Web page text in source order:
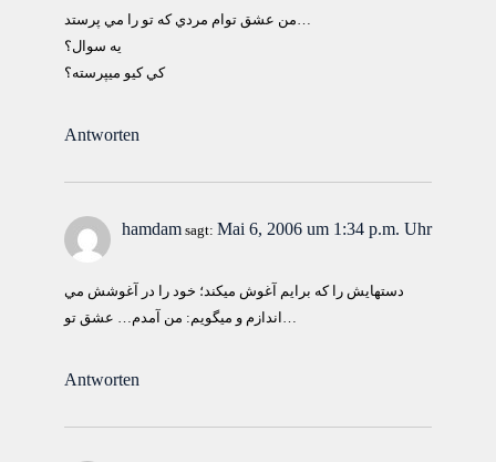
يه سوال؟
كي كيو ميپرسته؟
Antworten
hamdam sagt: Mai 6, 2006 um 1:34 p.m. Uhr
دستهايش را كه برايم آغوش ميكند؛ خود را در آغوشش مي
اندازم و ميگويم: من آمدم… عشق تو…
Antworten